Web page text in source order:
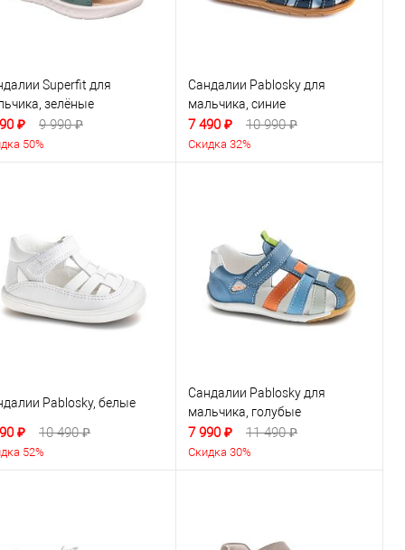
Superfit для
зелёные
₽ 9 990 ₽
50%
Сандалии Pablosky для
мальчика, синие
7 490 ₽ 10 990 ₽
Скидка 32%
Pablosky, белые
₽ 10 490 ₽
52%
Сандалии Pablosky для
мальчика, голубые
7 990 ₽ 11 490 ₽
Скидка 30%